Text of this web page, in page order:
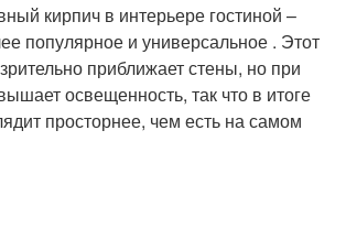
кирпич в интерьере гостиной –
популярное и универсальное . Этот
приближает стены, но при
освещенность, так что в итоге
просторнее, чем есть на самом